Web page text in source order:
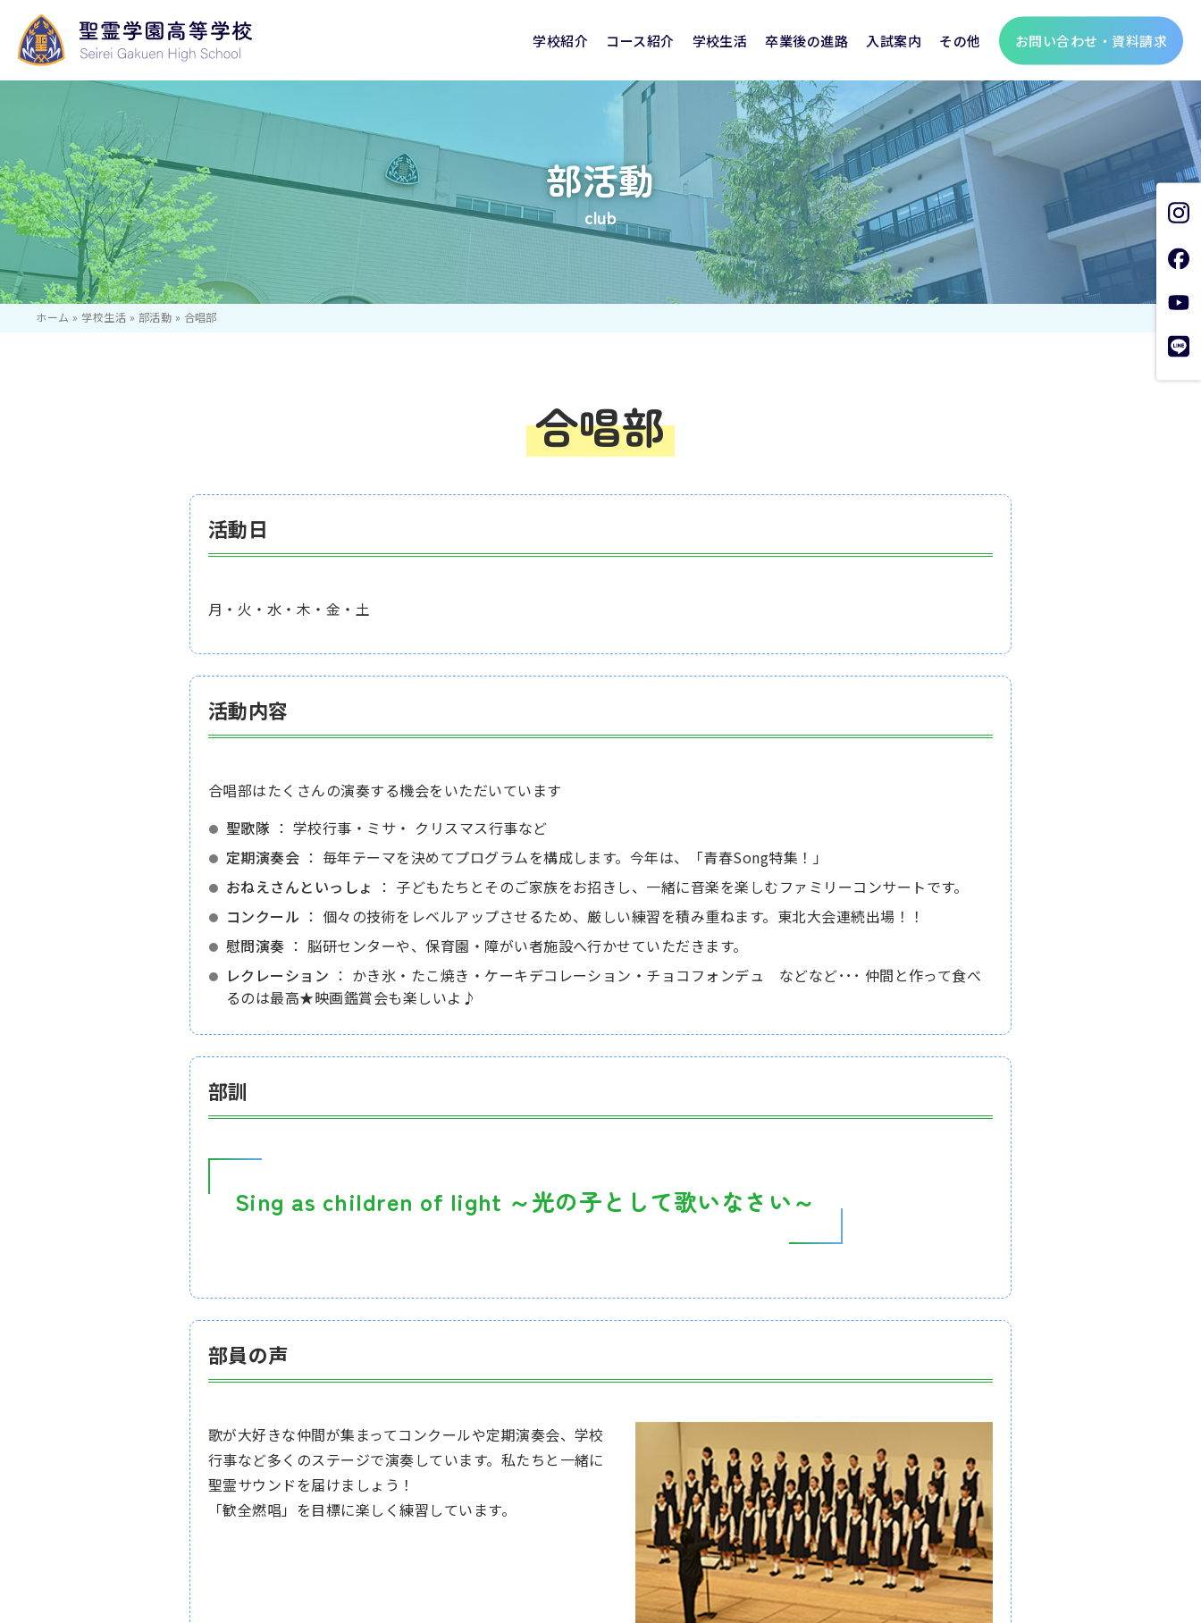
学校紹介
学校長あいさつ 聖霊学園高校の特色 聖霊の学び 聖霊学園の歩み
校章・校歌
コース紹介
総合進学コース
学校生活
学校行事 部活動 制服
卒業後の進路
活躍する卒業生
入試案内
奨学金制度・就学支援金
その他
基本方針
SEIREI CLUB NEWS 個人情報保護方針
お問い合わせ・資料請求
部活動
club
ホーム » 学校生活 » 部活動 » 合唱部
合唱部
活動日
月・火・水・木・金・土
活動内容
合唱部はたくさんの演奏する機会をいただいています
聖歌隊 ： 学校行事・ミサ・ クリスマス行事など
定期演奏会 ： 毎年テーマを決めてプログラムを構成します。今年は、「青春Song特集！」
おねえさんといっしょ ： 子どもたちとそのご家族をお招きし、一緒に音楽を楽しむファミリーコンサートです。
コンクール ： 個々の技術をレベルアップさせるため、厳しい練習を積み重ねます。東北大会連続出場！！
慰問演奏 ： 脳研センターや、保育園・障がい者施設へ行かせていただきます。
レクレーション ： かき氷・たこ焼き・ケーキデコレーション・チョコフォンデュ などなど･･･ 仲間と作って食べ
るのは最高★映画鑑賞会も楽しいよ♪
部訓
Sing as children of light ～光の子として歌いなさい～
部員の声
歌が大好きな仲間が集まってコンクールや定期演奏会、学校
行事など多くのステージで演奏しています。私たちと一緒に
聖霊サウンドを届けましょう！
「歓全燃唱」を目標に楽しく練習しています。